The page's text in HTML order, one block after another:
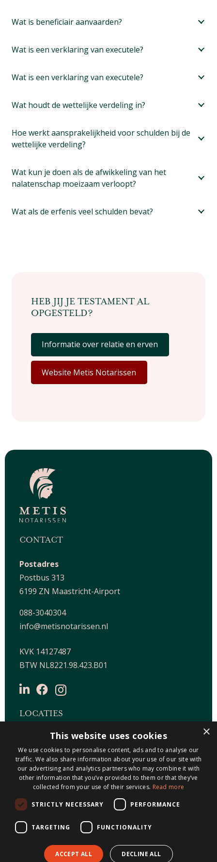
Wat is beneficiair aanvaarden?
Wat is een verklaring van executele?
Wat is een verklaring van executele?
Wat houdt de wettelijke verdeling in?
Hoe werkt aansprakelijkheid voor schulden bij de
wettelijke verdeling?
Wat kun je doen als de afwikkeling van het
nalatenschap moeizaam verloopt?
Wat als de erfenis veel schulden bevat?
HEB JIJ JE TESTAMENT AL
OPGESTELD?
Informatie over relatie en erven
Website Metis Notarissen
CONTACT
Postadres
Postbus 313
6199 ZN Maastricht-Airport
088-3040304
info@metisnotarissen.nl
KVK 14127487
BTW NL8221.98.423.B01
LOCATIES
Maastricht-Airport Beek
Geleen
Gulpen
Roermond
Sittard
Holtum
© 2026 Metis Notarissen
×
This website uses cookies
We use cookies to personalise content, ads and to analyse our
traffic. We also share information about your use of our site with
our advertising and analytics partners who may combine it with
other information that you’ve provided to them or that they’ve
collected from your use of their services. Read more
STRICTLY NECESSARY PERFORMANCE
TARGETING FUNCTIONALITY
ACCEPT ALL DECLINE ALL